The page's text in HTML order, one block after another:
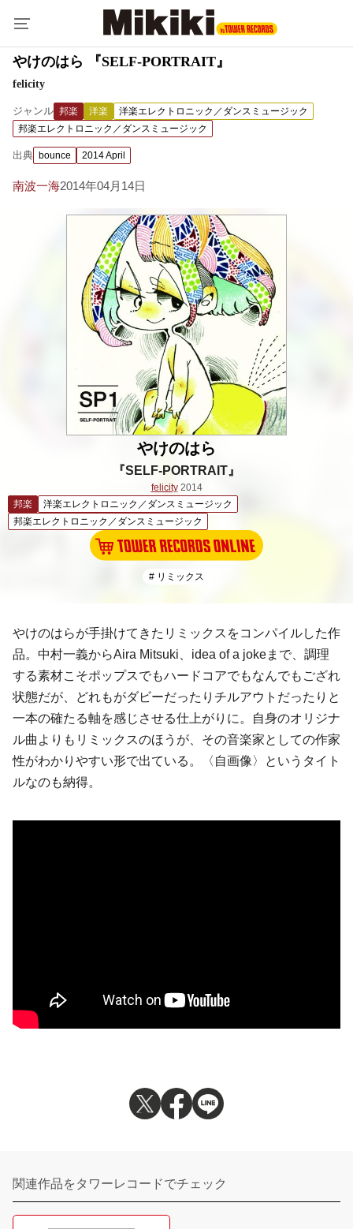
やけのはら 『SELF-PORTRAIT』
felicity
ジャンル 邦楽 洋楽
洋楽エレクトロニック／ダンスミュージック
邦楽エレクトロニック／ダンスミュージック
出典 bounce 2014 April
南波一海2014年04月14日
やけのはら
『SELF-PORTRAIT』
felicity2014
邦楽
洋楽エレクトロニック／ダンスミュージック
邦楽エレクトロニック／ダンスミュージック
# リミックス
やけのはらが手掛けてきたリミックスをコンパイルした作
品。 中村一義からAira Mitsuki idea of a jokeまで、調理
する素材こそポップスでもハードコアでもなんでもござれ
状態だが、どれもがダビーだったりチルアウトだったりと
一本の確たる軸を感じさせる仕上がりに。自身のオリジナ
ル曲よりもリミックスのほうが、その音楽家としての作家
性がわかりやすい形で出ている。〈自画像〉というタイト
ルなのも納得。
関連作品をタワーレコードでチェック